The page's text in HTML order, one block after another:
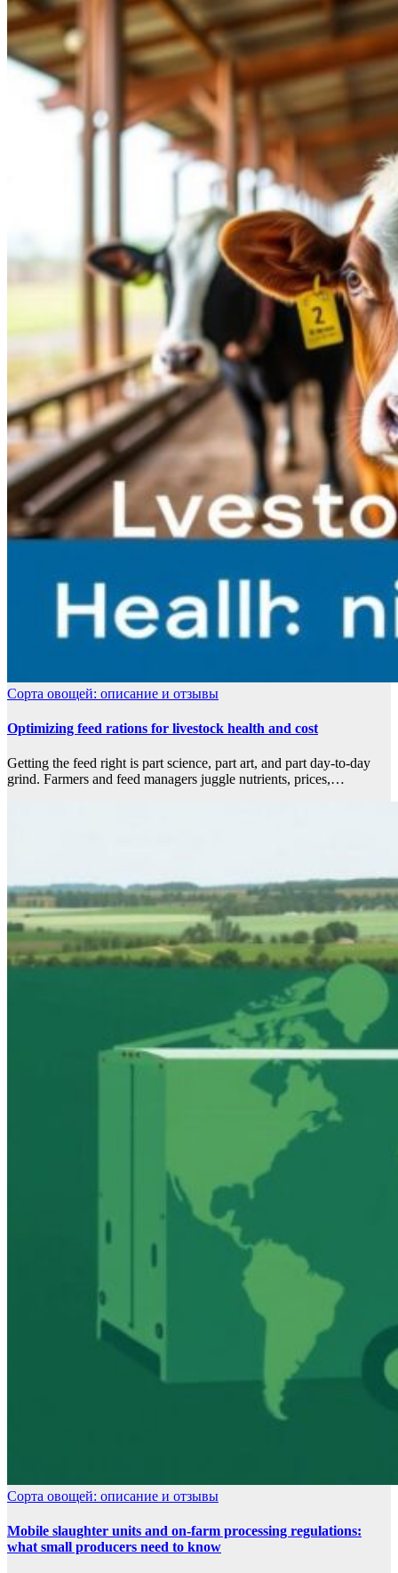
Сорта овощей: описание и отзывы
Optimizing feed rations for livestock health and cost
Getting the feed right is part science, part art, and part day-to-day
grind. Farmers and feed managers juggle nutrients, prices,…
Сорта овощей: описание и отзывы
Mobile slaughter units and on-farm processing regulations:
what small producers need to know